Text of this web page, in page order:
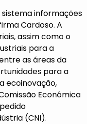
informações
Cardoso. A
assim como o
para a
as áreas da
para a
ecoinovação,
Econômica
(CNI).